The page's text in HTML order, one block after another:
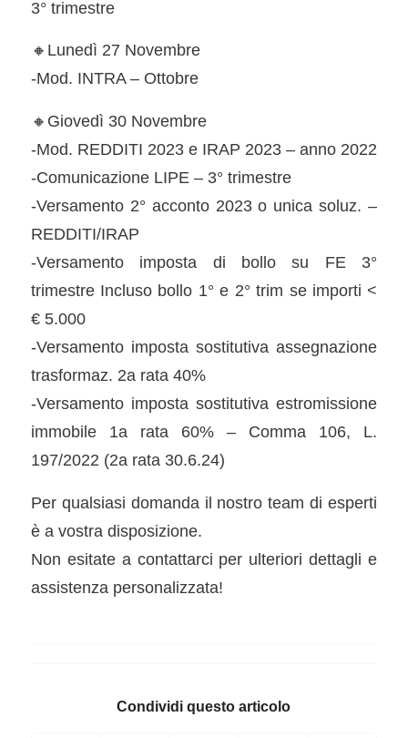
3° trimestre
🔸Lunedì 27 Novembre
-Mod. INTRA – Ottobre
🔸Giovedì 30 Novembre
-Mod. REDDITI 2023 e IRAP 2023 – anno 2022
-Comunicazione LIPE – 3° trimestre
-Versamento 2° acconto 2023 o unica soluz. –
REDDITI/IRAP
-Versamento imposta di bollo su FE 3°
trimestre Incluso bollo 1° e 2° trim se importi <
€ 5.000
-Versamento imposta sostitutiva assegnazione
trasformaz. 2a rata 40%
-Versamento imposta sostitutiva estromissione
immobile 1a rata 60% – Comma 106, L.
197/2022 (2a rata 30.6.24)
Per qualsiasi domanda il nostro team di esperti
è a vostra disposizione.
Non esitate a contattarci per ulteriori dettagli e
assistenza personalizzata!
Condividi questo articolo